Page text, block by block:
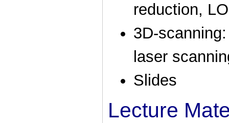
reduction,
3D-
laser
Slides
Lecture